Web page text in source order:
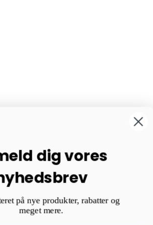
dig vores
på nye produkter, rabatter og
meget mere.